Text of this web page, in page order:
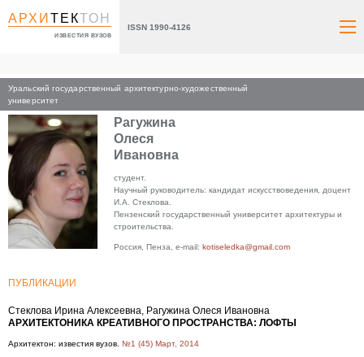
АРХИТЕКТОН
ИЗВЕСТИЯ ВУЗОВ
ISSN 1990-4126
Уральский государственный архитектурно-художественный
университет
Главная
Рагужина
Олеся
Ивановна
студент.
Научный руководитель: кандидат искусствоведения, доцент
И.А. Стеклова.
Пензенский государственный университет архитектуры и
строительства.
Россия, Пенза, e-mail: kotiseledka@gmail.com
ПУБЛИКАЦИИ
Стеклова Ирина Алексеевна, Рагужина Олеся Ивановна
АРХИТЕКТОНИКА КРЕАТИВНОГО ПРОСТРАНСТВА: ЛОФТЫ
Архитектон: известия вузов. №1 (45) Март, 2014